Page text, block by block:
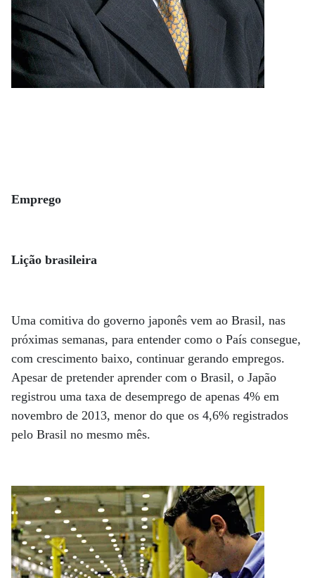
Emprego
Lição brasileira
Uma comitiva do governo japonês vem ao Brasil, nas
próximas semanas, para entender como o País consegue,
com crescimento baixo, continuar gerando empregos.
Apesar de pretender aprender com o Brasil, o Japão
registrou uma taxa de desemprego de apenas 4% em
novembro de 2013, menor do que os 4,6% registrados
pelo Brasil no mesmo mês.